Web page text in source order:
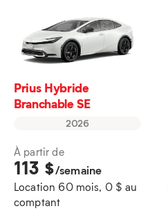
Prius Hybride
Branchable SE
2026
À partir de
113 $/semaine
Location 60 mois, 0 $ au
comptant